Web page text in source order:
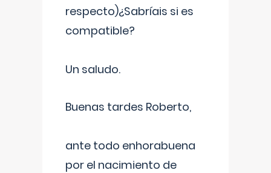
respecto)¿Sabríais si es
compatible?
Un saludo.
Buenas tardes Roberto,
ante todo enhorabuena
por el nacimiento de